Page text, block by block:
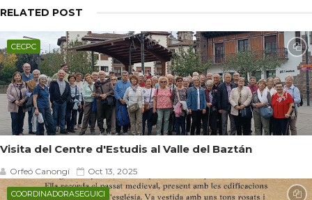
RELATED POST
CECPC
Visita del Centre d'Estudis al Valle del Baztán
Orfeó Canongí Oct 13, 2025
COORDINADORASEGUICI